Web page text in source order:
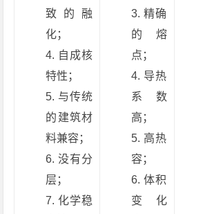
致的融
化；
自成核
特性；
与传统
的建筑材
料兼容；
没有分
层；
化学稳
精确
的熔
点；
导热
系数
高；
高热
容；
体积
变化